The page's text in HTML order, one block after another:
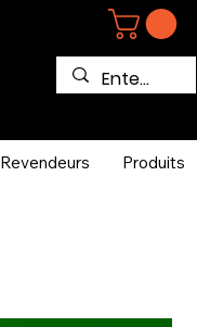
Revendeurs Produits